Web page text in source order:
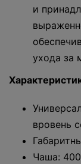
и
ухода за
вровень
Чаша: